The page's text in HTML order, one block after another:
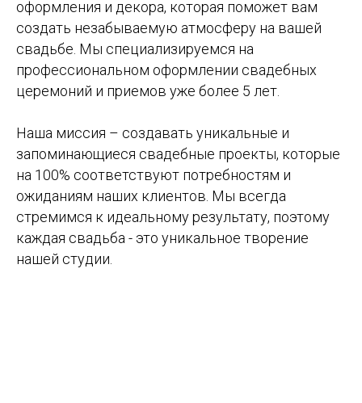
оформления и декора, которая поможет вам
создать незабываемую атмосферу на вашей
свадьбе. Мы специализируемся на
профессиональном оформлении свадебных
церемоний и приемов уже более 5 лет.
Наша миссия – создавать уникальные и
запоминающиеся свадебные проекты, которые
на 100% соответствуют потребностям и
ожиданиям наших клиентов. Мы всегда
стремимся к идеальному результату, поэтому
каждая свадьба - это уникальное творение
нашей студии.